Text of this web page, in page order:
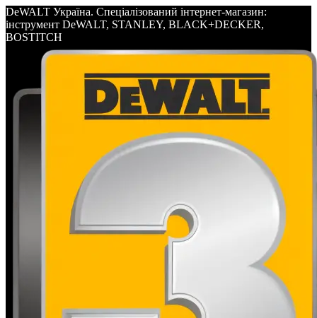
DeWALT Україна. Спеціалізований інтернет-магазин:
інструмент DeWALT, STANLEY, BLACK+DECKER,
BOSTITCH